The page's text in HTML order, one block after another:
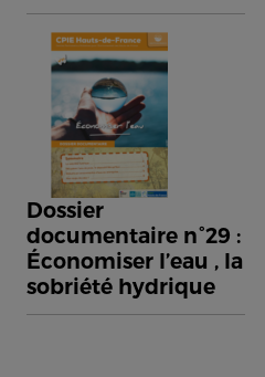
Dossier
documentaire n°29 :
Économiser l’eau , la
sobriété hydrique